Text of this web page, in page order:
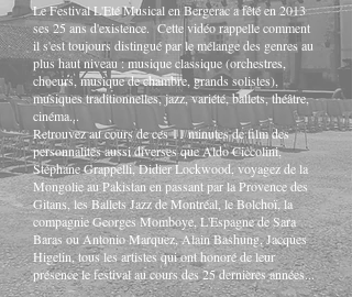
Le Festival L'Eté Musical en Bergerac a fêté en 2013
ses 25 ans d'existence. Cette vidéo rappelle comment
il s'est toujours distingué par le mélange des genres au
plus haut niveau : musique classique (orchestres,
choeurs, musique de chambre, grands solistes),
musiques traditionnelles, jazz, variété, ballets, théâtre,
cinéma...
Retrouvez au cours de ces 11 minutes de film des
personnalités aussi diverses que Aldo Ciccolini,
Stéphane Grappelli, Didier Lockwood, voyagez de la
Mongolie au Pakistan en passant par la Provence des
Gitans, les Ballets Jazz de Montréal, le Bolchoï, la
compagnie Georges Momboye, L'Espagne de Sara
Baras ou Antonio Marquez, Alain Bashung, Jacques
Higelin, tous les artistes qui ont honoré de leur
présence le festival au cours des 25 dernières années...